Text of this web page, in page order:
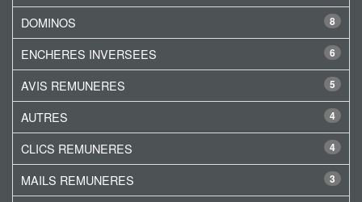
8
DOMINOS
6
ENCHERES INVERSEES
5
AVIS REMUNERES
4
AUTRES
4
CLICS REMUNERES
3
MAILS REMUNERES